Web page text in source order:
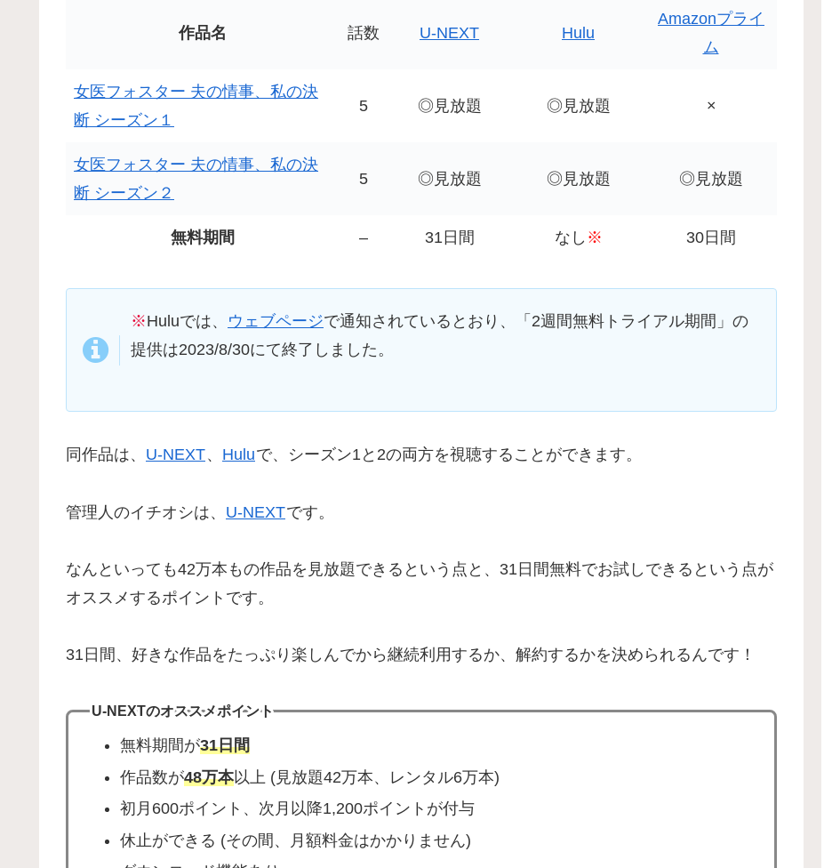
作品名 話数 U-NEXT Hulu
Amazonプライ
ム
女医フォスター 夫の情事、私の決
断 シーズン１
5 ◎見放題 ◎見放題 ×
女医フォスター 夫の情事、私の決
断 シーズン２
5 ◎見放題 ◎見放題 ◎見放題
無料期間 – 31日間 なし ※ 30日間
※Huluでは、 ウェブページで通知されているとおり、「2週間無料トライアル期間」の
提供は2023/8/30にて終了しました。
同作品は、 U-NEXT、 Huluで、シーズン1と2の両方を視聴することができます。
管理人のイチオシは、 U-NEXTです。
なんといっても42万本もの作品を見放題できるという点と、31日間無料でお試しできるという点が
オススメするポイントです。
31日間、好きな作品をたっぷり楽しんでから継続利用するか、解約するかを決められるんです！
U-NEXTのオススメポイント
無料期間が31日間
作品数が48万本以上 (見放題42万本、レンタル6万本)
初月600ポイント、次月以降1,200ポイントが付与
休止ができる (その間、月額料金はかかりません)